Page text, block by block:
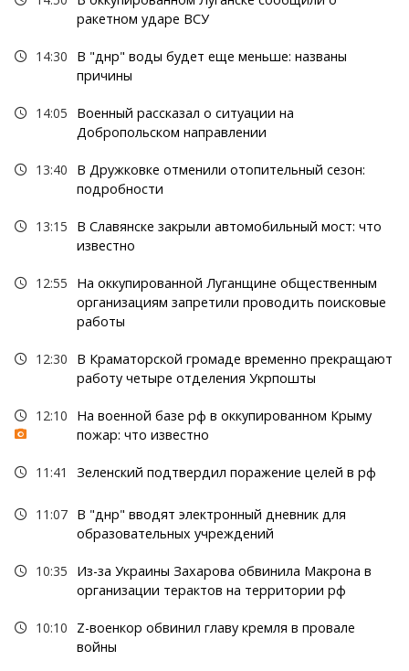
ракетном ударе ВСУ
14:30
В "днр" воды будет еще меньше: названы
причины
14:05
Военный рассказал о ситуации на
Добропольском направлении
13:40
В Дружковке отменили отопительный сезон:
подробности
13:15
В Славянске закрыли автомобильный мост: что
известно
12:55
На оккупированной Луганщине общественным
организациям запретили проводить поисковые
работы
12:30
В Краматорской громаде временно прекращают
работу четыре отделения Укрпошты
12:10
На военной базе рф в оккупированном Крыму
пожар: что известно
11:41 Зеленский подтвердил поражение целей в рф
11:07 В "днр" вводят электронный дневник для
образовательных учреждений
10:35
Из-за Украины Захарова обвинила Макрона в
организации терактов на территории рф
10:10
Z-военкор обвинил главу кремля в провале
войны